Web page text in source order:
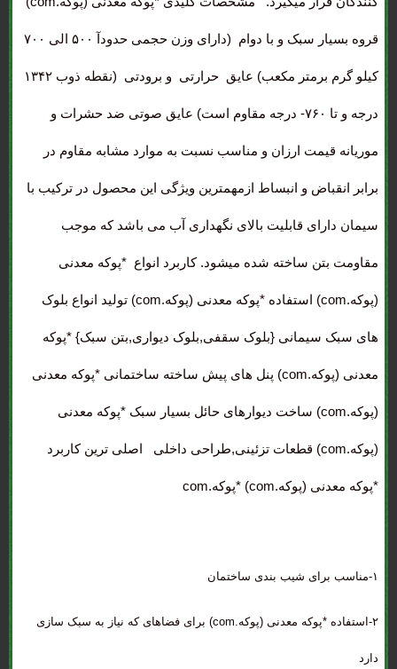
قروه بسیار سبک و با دوام (دارای وزن حجمی حدودآ ۵۰۰ الی ۷۰۰
کیلو گرم برمتر مکعب) عایق حرارتی و برودتی (نقطه ذوب ۱۳۴۲
درجه و تا ۷۶۰- درجه مقاوم است) عایق صوتی ضد حشرات و
موریانه قیمت ارزان و مناسب نسبت به موارد مشابه مقاوم در
برابر انقباض و انبساط ازمهمترین ویژگی این محصول در ترکیب با
سیمان دارای قابلیت بالای نگهداری آب می باشد که موجب
مقاومت بتن ساخته شده میشود. کاربرد انواع *پوکه معدنی
(پوکه.com) استفاده *پوکه معدنی (پوکه.com) تولید انواع بلوک
های سبک سیمانی {بلوک سقفی,بلوک دیواری,بتن سبک} *پوکه
معدنی (پوکه.com) پنل های پیش ساخته ساختمانی *پوکه معدنی
(پوکه.com) ساخت دیوارهای حائل بسیار سبک *پوکه معدنی
(پوکه.com) قطعات تزئینی,طراحی داخلی اصلی ترین کاربرد
*پوکه معدنی (پوکه.com) *پوکه.com
۱-مناسب برای شیب بندی ساختمان
۲-استفاده *پوکه معدنی (پوکه.com) برای فضاهای که نیاز به سبک سازی
دارد